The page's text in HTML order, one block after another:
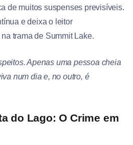
de muitos suspenses previsíveis.
e deixa o leitor
trama de Summit Lake.
Apenas uma pessoa cheia
num dia e, no outro, é
do Lago: O Crime em